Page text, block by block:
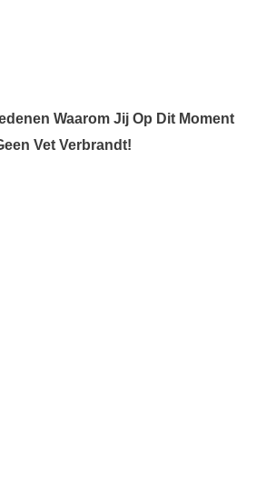
Waarom Jij Op Dit Moment
Vet Verbrandt!